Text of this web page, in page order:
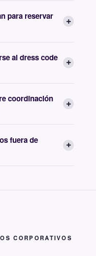
para reservar
al dress code
coordinación
fuera de
CORPORATIVOS